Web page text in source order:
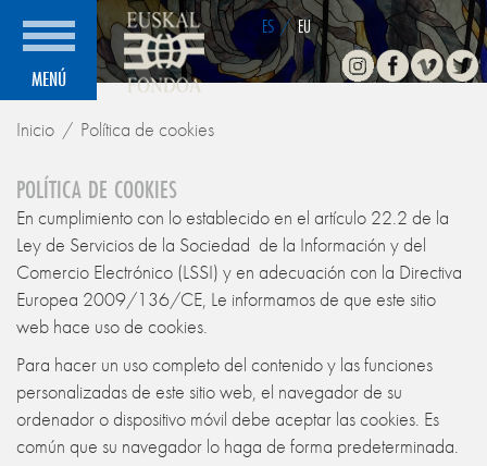
MENÚ
ES / EU
InstagramFacebook
Vimeo
Inicio Política de cookies
POLÍTICA DE COOKIES
En cumplimiento con lo establecido en el artículo 22.2 de la
Ley de Servicios de la Sociedad de la Información y del
Comercio Electrónico (LSSI) y en adecuación con la Directiva
Europea 2009/136/CE, Le informamos de que este sitio
web hace uso de cookies.
Para hacer un uso completo del contenido y las funciones
personalizadas de este sitio web, el navegador de su
ordenador o dispositivo móvil debe aceptar las cookies. Es
común que su navegador lo haga de forma predeterminada.